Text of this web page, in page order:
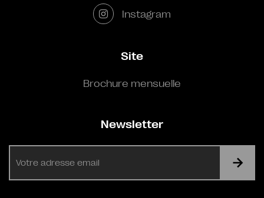
Instagram
Site
Brochure mensuelle
Newsletter